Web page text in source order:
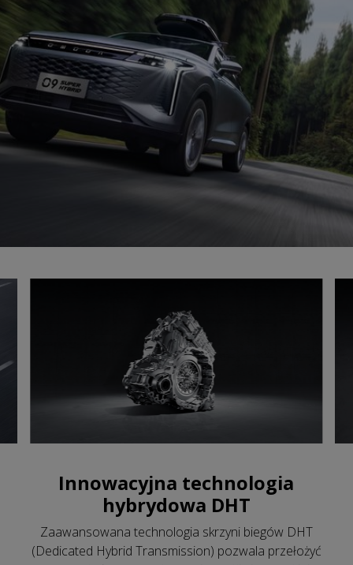
Innowacyjna technologia
hybrydowa DHT
Zaawansowana technologia skrzyni biegów DHT
(Dedicated Hybrid Transmission) pozwala przełożyć